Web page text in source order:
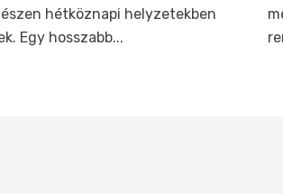
hétköznapi helyzetekben
Egy hosszabb...